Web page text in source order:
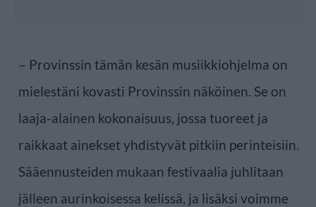
– Provinssin tämän kesän musiikkiohjelma on
mielestäni kovasti Provinssin näköinen. Se on
laaja-alainen kokonaisuus, jossa tuoreet ja
raikkaat ainekset yhdistyvät pitkiin perinteisiin.
Sääennusteiden mukaan festivaalia juhlitaan
jälleen aurinkoisessa kelissä, ja lisäksi voimme